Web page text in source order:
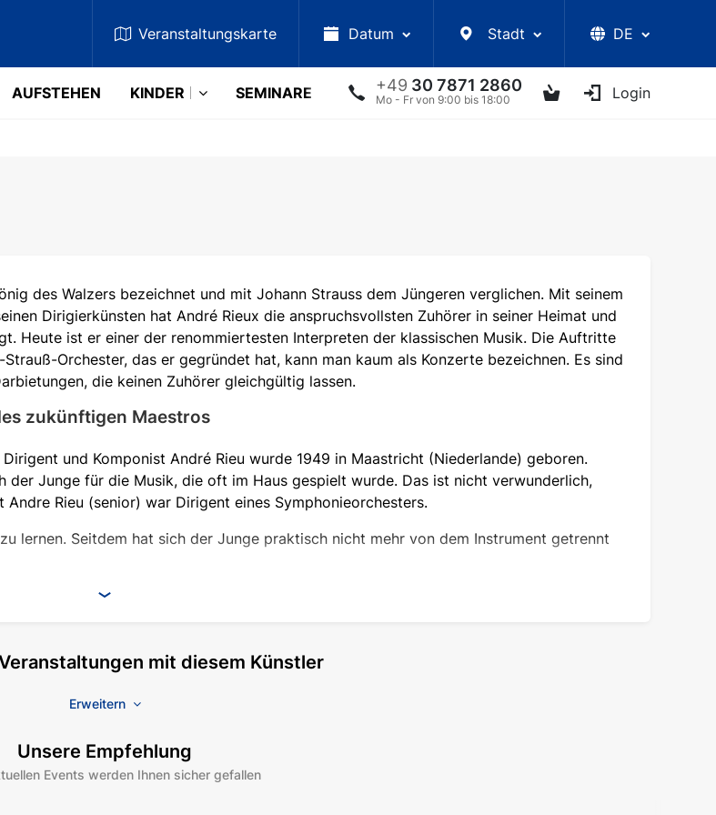
Veranstaltungskarte Datum Stadt DE
+49 30 7871 2860
Mo - Fr von 9:00 bis 18:00 Login
AUFSTEHEN KINDER SEMINARE VORLESUNGEN UKRAINISCHE ARTISTEN
des Walzers bezeichnet und mit Johann Strauss dem Jüngeren verglichen. Mit seinem
Dirigierkünsten hat André Rieux die anspruchsvollsten Zuhörer in seiner Heimat und
Heute ist er einer der renommiertesten Interpreten der klassischen Musik. Die Auftritte
Orchester, das er gegründet hat, kann man kaum als Konzerte bezeichnen. Es sind
die keinen Zuhörer gleichgültig lassen.
zukünftigen Maestros
und Komponist André Rieu wurde 1949 in Maastricht (Niederlande) geboren.
der Junge für die Musik, die oft im Haus gespielt wurde. Das ist nicht verwunderlich,
Andre Rieu (senior) war Dirigent eines Symphonieorchesters.
lernen. Seitdem hat sich der Junge praktisch nicht mehr von dem Instrument getrennt
Andre, die beste musikalische Ausbildung zu erhalten, und absolvierte drei
Vaters: Andre spielte in dessen Band die zweite Geige. Dann gründete Rieu das
bestand. Zunächst traten sie in Altersheimen auf und spielten berühmte Walzer, später
mit diesem Künstler
Erweitern
Unsere Empfehlung
Events werden Ihnen sicher gefallen